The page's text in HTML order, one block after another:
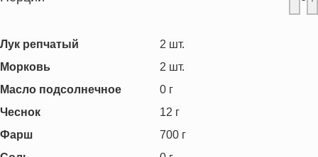
Лук репчатый 2 шт.
Морковь
2 шт.
Масло подсолнечное
0 г
Чеснок
12 г
Фарш
700 г